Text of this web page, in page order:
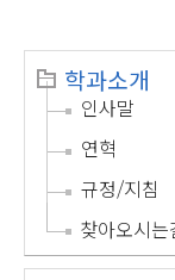
학과소개
인사말
연혁
규정/지침
찾아오시는